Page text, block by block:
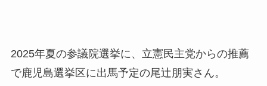
2025年夏の参議院選挙に、立憲民主党からの推薦
で鹿児島選挙区に出馬予定の尾辻朋実さん。